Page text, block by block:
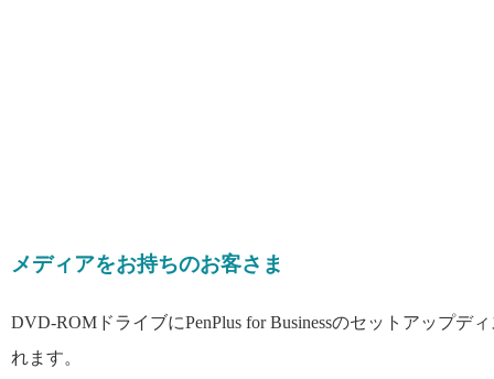
メディアをお持ちのお客さま
DVD-ROMドライブにPenPlus for Businessのセットアップデ
れます。